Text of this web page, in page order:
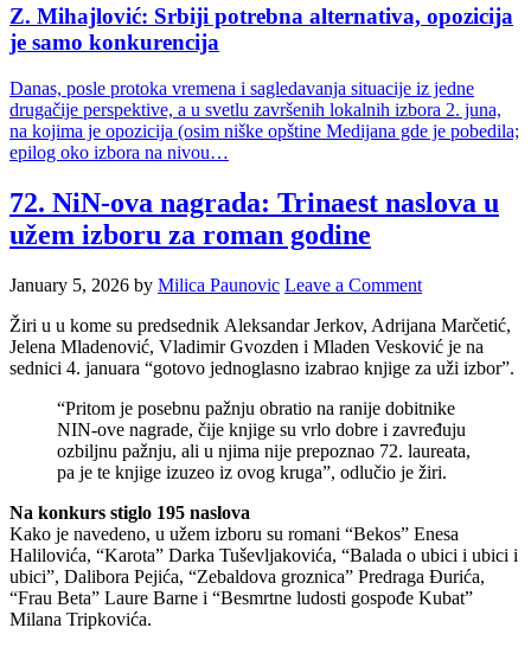
Z. Mihajlović: Srbiji potrebna alternativa, opozicija
je samo konkurencija
Danas, posle protoka vremena i sagledavanja situacije iz jedne
drugačije perspektive, a u svetlu završenih lokalnih izbora 2. juna,
na kojima je opozicija (osim niške opštine Medijana gde je pobedila;
epilog oko izbora na nivou…
72. NiN-ova nagrada: Trinaest naslova u
užem izboru za roman godine
January 5, 2026 by Milica Paunovic Leave a Comment
Žiri u u kome su predsednik Aleksandar Jerkov, Adrijana Marčetić,
Jelena Mladenović, Vladimir Gvozden i Mladen Vesković je na
sednici 4. januara “gotovo jednoglasno izabrao knjige za uži izbor”.
“Pritom je posebnu pažnju obratio na ranije dobitnike
NIN-ove nagrade, čije knjige su vrlo dobre i zavređuju
ozbiljnu pažnju, ali u njima nije prepoznao 72. laureata,
pa je te knjige izuzeo iz ovog kruga”, odlučio je žiri.
Na konkurs stiglo 195 naslova
Kako je navedeno, u užem izboru su romani “Bekos” Enesa
Halilovića, “Karota” Darka Tuševljakovića, “Balada o ubici i ubici i
ubici”, Dalibora Pejića, “Zebaldova groznica” Predraga Đurića,
“Frau Beta” Laure Barne i “Besmrtne ludosti gospođe Kubat”
Milana Tripkovića.